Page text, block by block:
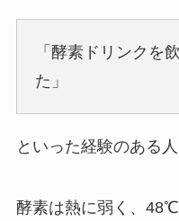
「酵素ドリンクを
た」
といった経験のある
酵素は熱に弱く、